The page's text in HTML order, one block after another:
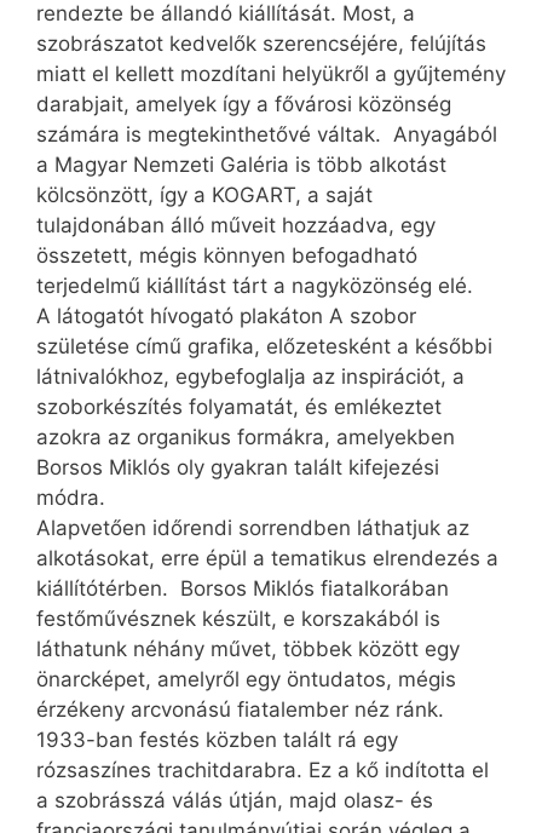
rendezte be állandó kiállítását. Most, a
szobrászatot kedvelők szerencséjére, felújítás
miatt el kellett mozdítani helyükről a gyűjtemény
darabjait, amelyek így a fővárosi közönség
számára is megtekinthetővé váltak. Anyagából
a Magyar Nemzeti Galéria is több alkotást
kölcsönzött, így a KOGART, a saját
tulajdonában álló műveit hozzáadva, egy
összetett, mégis könnyen befogadható
terjedelmű kiállítást tárt a nagyközönség elé.
A látogatót hívogató plakáton A szobor
születése című grafika, előzetesként a későbbi
látnivalókhoz, egybefoglalja az inspirációt, a
szoborkészítés folyamatát, és emlékeztet
azokra az organikus formákra, amelyekben
Borsos Miklós oly gyakran talált kifejezési
módra.
Alapvetően időrendi sorrendben láthatjuk az
alkotásokat, erre épül a tematikus elrendezés a
kiállítótérben. Borsos Miklós fiatalkorában
festőművésznek készült, e korszakából is
láthatunk néhány művet, többek között egy
önarcképet, amelyről egy öntudatos, mégis
érzékeny arcvonású fiatalember néz ránk.
1933-ban festés közben talált rá egy
rózsaszínes trachitdarabra. Ez a kő indította el
a szobrásszá válás útján, majd olasz- és